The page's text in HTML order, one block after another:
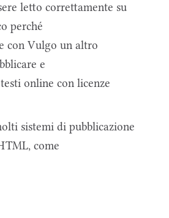
letto correttamente su
perché
con Vulgo un altro
e
online con licenze
sistemi di pubblicazione
come